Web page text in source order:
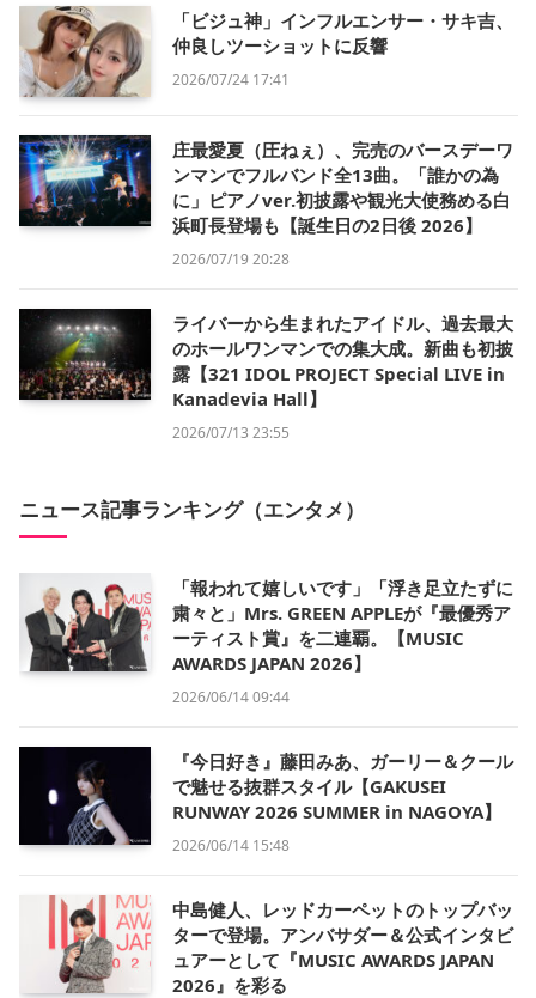
「ビジュ神」インフルエンサー・サキ吉、
仲良しツーショットに反響
2026/07/24 17:41
庄最愛夏（圧ねぇ）、完売のバースデーワ
ンマンでフルバンド全13曲。「誰かの為
に」ピアノver.初披露や観光大使務める白
浜町長登場も【誕生日の2日後 2026】
2026/07/19 20:28
ライバーから生まれたアイドル、過去最大
のホールワンマンでの集大成。新曲も初披
露【321 IDOL PROJECT Special LIVE in
Kanadevia Hall】
2026/07/13 23:55
ニュース記事ランキング（エンタメ）
「報われて嬉しいです」「浮き足立たずに
粛々と」Mrs. GREEN APPLEが『最優秀ア
ーティスト賞』を二連覇。【MUSIC
AWARDS JAPAN 2026】
2026/06/14 09:44
『今日好き』藤田みあ、ガーリー＆クール
で魅せる抜群スタイル【GAKUSEI
RUNWAY 2026 SUMMER in NAGOYA】
2026/06/14 15:48
中島健人、レッドカーペットのトップバッ
ターで登場。アンバサダー＆公式インタビ
ュアーとして『MUSIC AWARDS JAPAN
2026』を彩る